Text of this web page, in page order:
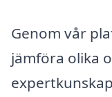
Genom vår
jämföra olika